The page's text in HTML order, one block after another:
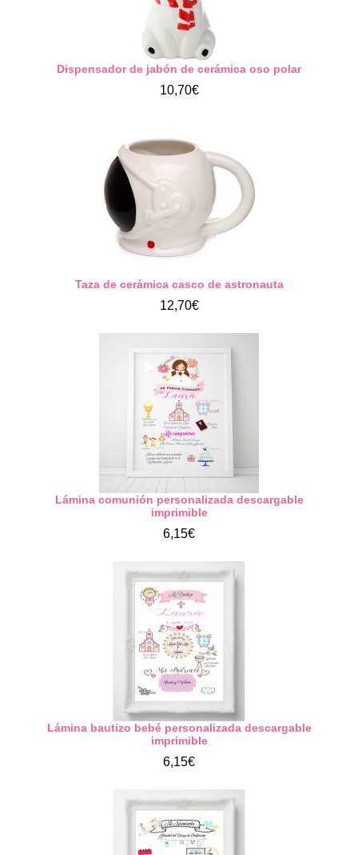
Dispensador de jabón de cerámica oso polar
10,70€
Taza de cerámica casco de astronauta
12,70€
Lámina comunión personalizada descargable
imprimible
6,15€
Lámina bautizo bebé personalizada descargable
imprimible
6,15€